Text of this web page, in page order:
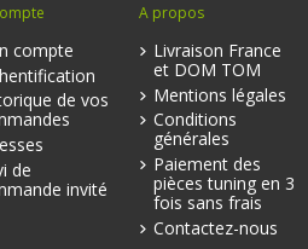
compte
de vos
de
invité
A propos
Livraison France
et DOM TOM
Mentions légales
Conditions
générales
Paiement des
pièces tuning en 3
fois sans frais
Contactez-nous